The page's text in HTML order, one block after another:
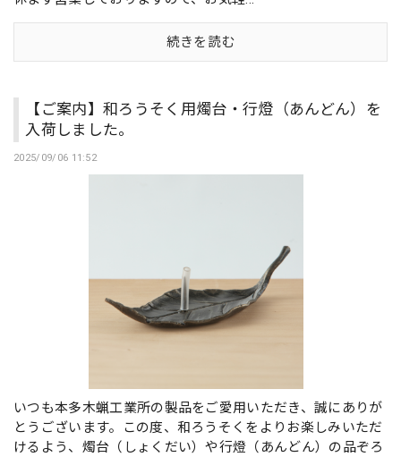
続きを読む
【ご案内】和ろうそく用燭台・行燈（あんどん）を
入荷しました。
2025/09/06 11:52
いつも本多木蝋工業所の製品をご愛用いただき、誠にありが
とうございます。この度、和ろうそくをよりお楽しみいただ
けるよう、燭台（しょくだい）や行燈（あんどん）の品ぞろ